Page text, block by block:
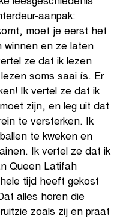
leesgeschiedenis
aanpak:
moet je eerst het
winnen en ze laten
ze dat ik lezen
soms saai ís. Er
Ik vertel ze dat ik
zijn, en leg uit dat
te versterken. Ik
te kweken en
Ik vertel ze dat ik
Queen Latifah
tijd heeft gekost
alles horen die
zoals zij en praat